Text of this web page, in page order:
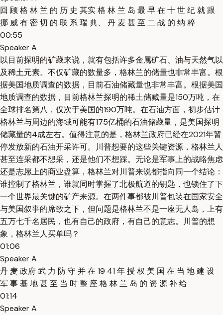
回 顾 格 林 兰 的 历 史 其实 格 林 兰 岛 最 早 在 十 世 纪 就 跟
挪 威 有 密 切 的 联 系 瑞 典、 丹 麦 甚 至 二 战 的 纳 粹
00:55
Speaker A
以目前探明的矿藏来说，就有包括许多金属矿石、油与天然气以
及稀土元素。不仅矿藏的数量多，格林兰的储量也非常丰富。根
据美国地质调查的数据，目前石油储藏量也非常丰富。根据美国
地质调查的数据，目前格林兰探明的稀土储藏量是150万吨，在
全球排名第八，仅次于美国的190万吨。在石油方面，初步估计
格林兰与周边的海域可能有175亿桶的石油储藏量，是美国探明
储藏量的4成左右。值得注意的是，格林兰政府已经在2021年暂
停发放新的石油开采许可。川普想要的这些关键资源，格林兰人
甚至连采都不想采，还是他们不想踩。无论是军事上的战略焦虑
还是志愿上的商业盘算，格林兰对川普来说都指向同一个结论：
谁控制了格林兰，谁就同时掌握了北极航道的钥匙，也锁住了下
一个世界最关键的矿产来源。在两件事都被川普包装在国家安全
与美国叙事的席致之下，但问题是格林兰不是一座无人岛，上有
五万七千名居民，也有自己的政府，有自己的意志。川普的想
象，格林兰人买单吗？
01:06
Speaker A
丹 麦 政府 武 力 防 守 并 在 19 41 年 授 权 美 国 在 当 地 建 设
军 事 基 地 甚 至 当 时 整 座 格 林 兰 岛 的 资 源 补 给
01:14
Speaker A